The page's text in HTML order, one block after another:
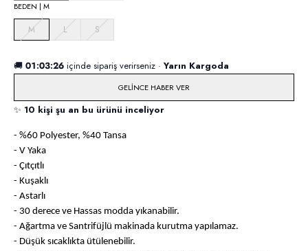
BEDEN | M
M L S
🚚 01:03:26 içinde sipariş verirseniz · Yarın Kargoda
GELINCE HABER VER
✨ 10 kişi şu an bu ürünü inceliyor
- %60 Polyester, %40 Tansa
- V Yaka
- Çıtçıtlı
- Kuşaklı
- Astarlı
- 30 derece ve Hassas modda yıkanabilir.
- Ağartma ve Santrifüjlü makinada kurutma yapılamaz.
- Düşük sıcaklıkta ütülenebilir.